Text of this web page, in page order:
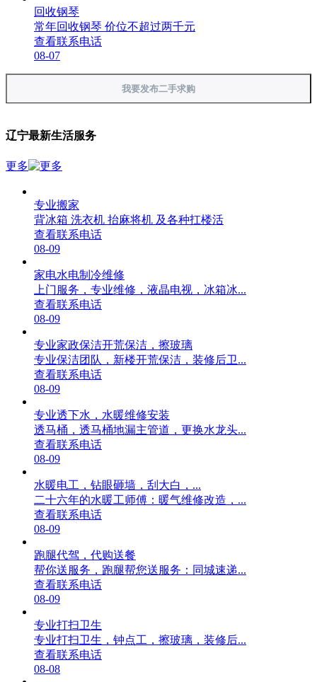
回收钢琴
常年回收钢琴 价位不超过两千元
查看联系电话
08-07
我要发布二手求购
辽宁最新生活服务
更多
专业搬家
背冰箱 洗衣机 抬麻将机 及各种扛楼活
查看联系电话
08-09
家电水电制冷维修
上门服务，专业维修，液晶电视，冰箱冰...
查看联系电话
08-09
专业家政保洁开荒保洁，擦玻璃
专业保洁团队，新楼开荒保洁，装修后卫...
查看联系电话
08-09
专业透下水，水暖维修安装
透马桶，透马桶地漏主管道，更换水龙头...
查看联系电话
08-09
水暖电工，钻眼砸墙，刮大白，...
二十六年的水暖工师傅：暖气维修改造，...
查看联系电话
08-09
跑腿代驾，代购送餐
帮你送服务，跑腿帮您送服务：同城速递...
查看联系电话
08-09
专业打扫卫生
专业打扫卫生，钟点工，擦玻璃，装修后...
查看联系电话
08-08